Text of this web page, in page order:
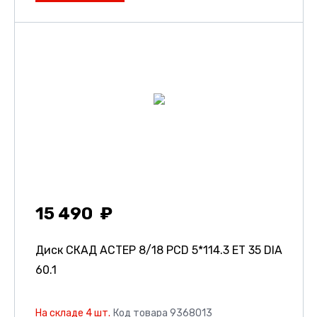
15 490
Диск СКАД АСТЕР 8/18 PCD 5*114.3 ET 35 DIA
60.1
На складе 4 шт. Код товара 9368013